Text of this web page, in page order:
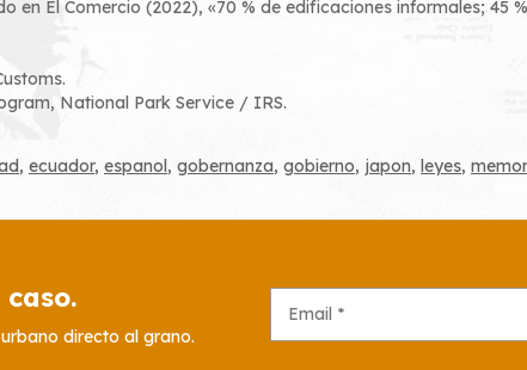
en El Comercio (2022), «70 % de edificaciones informales; 45
, National Park Service / IRS.
, ecuador, espanol, gobernanza, gobierno, japon, leyes,
directo al grano.